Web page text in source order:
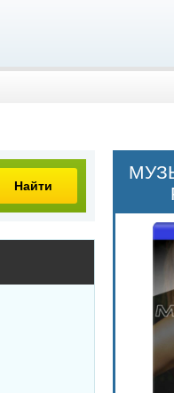
Найти